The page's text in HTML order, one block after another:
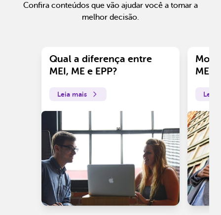
Confira conteúdos que vão ajudar você a tomar a
melhor decisão.
Qual a diferença entre
MEI, ME e EPP?
Leia mais
ME?
Leia